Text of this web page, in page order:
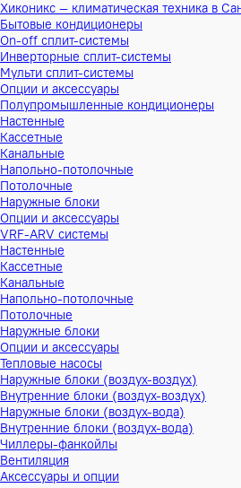
Хиконикс — климатическая техника
Бытовые кондиционеры
On-off сплит-системы
Инверторные сплит-системы
Мульти сплит-системы
Опции и аксессуары
Полупромышленные кондиционеры
Настенные
Кассетные
Канальные
Напольно-потолочные
Потолочные
Наружные блоки
Опции и аксессуары
VRF-ARV системы
Настенные
Кассетные
Канальные
Напольно-потолочные
Потолочные
Наружные блоки
Опции и аксессуары
Тепловые насосы
Наружные блоки (воздух-воздух)
Внутренние блоки (воздух-воздух)
Наружные блоки (воздух-вода)
Внутренние блоки (воздух-вода)